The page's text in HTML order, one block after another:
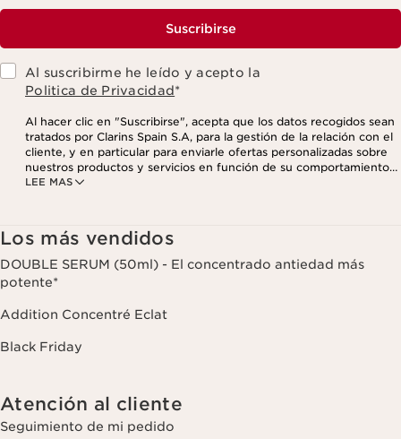
Suscribirse
Al suscribirme he leído y acepto la
Politica de Privacidad*
LEE MAS
Al hacer clic en "Suscribirse", acepta que los datos recogidos sean
tratados por Clarins Spain S.A, para la gestión de la relación con el
cliente, y en particular para enviarle ofertas personalizadas sobre
nuestros productos y servicios en función de su comportamiento
de compra, sus hábitos y/o intereses, incluso mediante su
momento haciendo click en el enlace para darse de baja que
aparece en cada newsletter que reciba. Para más información
sobre la gestión de sus datos y sus derechos, consulte nuestra
Los más vendidos
DOUBLE SERUM (50ml) - El concentrado antiedad más
potente*
Addition Concentré Eclat
Black Friday
Atención al cliente
Seguimiento de mi pedido